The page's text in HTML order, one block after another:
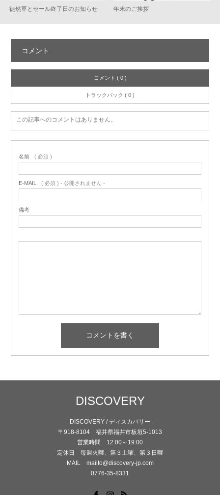
徒然草とセール終了日のお知らせ 年末のご挨拶
コメント
コメント ( 0 )
トラックバック ( 0 )
この記事へのコメントはありません。
名前 ( 必須 )
E-MAIL ( 必須 ) - 公開されません -
備考
DISCOVERY
DISCOVERY / ディスカバリー
〒918-8104 福井県福井市板垣5-1013
営業時間 12:00～19:00
定休日 毎週火曜、第３土曜、第３日曜
MAIL mailto@discovery-jp.com
0776-35-8331